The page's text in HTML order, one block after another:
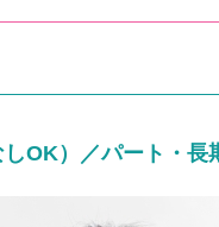
OK）／パート・長